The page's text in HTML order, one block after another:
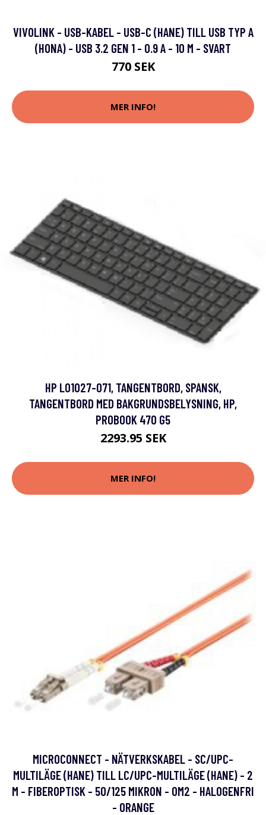
VIVOLINK - USB-KABEL - USB-C (HANE) TILL USB TYP A
(HONA) - USB 3.2 GEN 1 - 0.9 A - 10 M - SVART
770 SEK
MER INFO!
HP L01027-071, TANGENTBORD, SPANSK,
TANGENTBORD MED BAKGRUNDSBELYSNING, HP,
PROBOOK 470 G5
2293.95 SEK
MER INFO!
MICROCONNECT - NÄTVERKSKABEL - SC/UPC-
MULTILÄGE (HANE) TILL LC/UPC-MULTILÄGE (HANE) - 2
M - FIBEROPTISK - 50/125 MIKRON - OM2 - HALOGENFRI
- ORANGE